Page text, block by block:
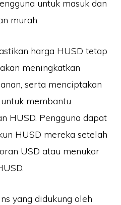
untuk masuk dan
murah.
harga HUSD tetap
meningkatkan
serta menciptakan
membantu
HUSD. Pengguna dapat
HUSD mereka setelah
USD atau menukar
yang didukung oleh